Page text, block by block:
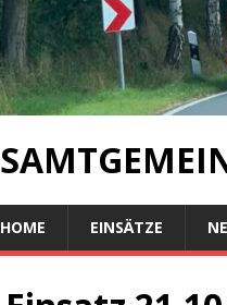
HOME EINSÄTZE